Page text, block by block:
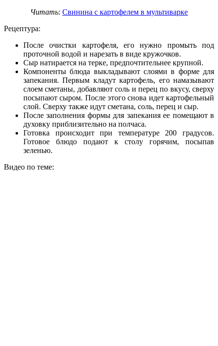
Читать: Свинина с картофелем в мультиварке
Рецептура:
После очистки картофеля, его нужно промыть под
проточной водой и нарезать в виде кружочков.
Сыр натирается на терке, предпочтительнее крупной.
Компоненты блюда выкладывают слоями в форме для
запекания. Первым кладут картофель, его намазывают
слоем сметаны, добавляют соль и перец по вкусу, сверху
посыпают сыром. После этого снова идет картофельный
слой. Сверху также идут сметана, соль, перец и сыр.
После заполнения формы для запекания ее помещают в
духовку приблизительно на полчаса.
Готовка происходит при температуре 200 градусов.
Готовое блюдо подают к столу горячим, посыпав
зеленью.
Видео по теме: